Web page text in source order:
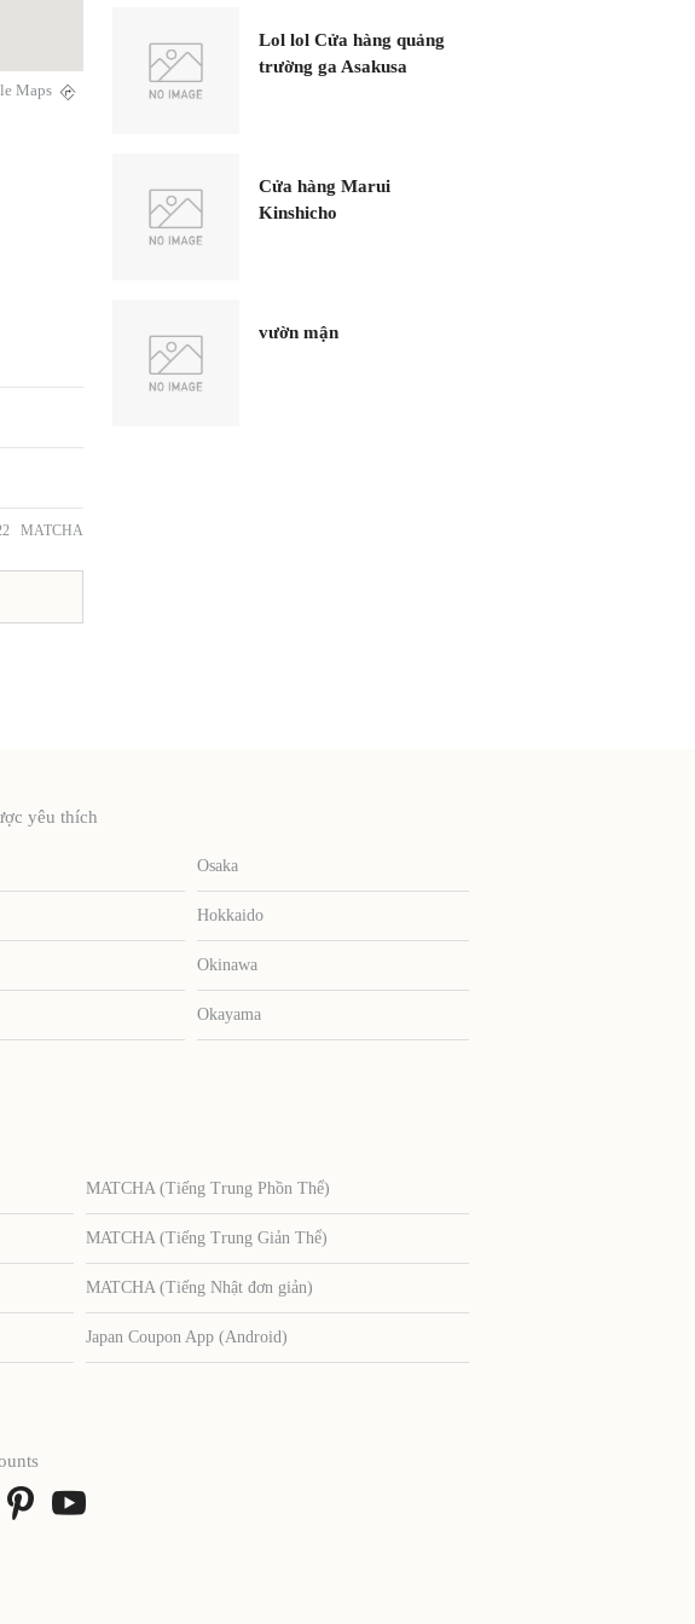
Maps
MATCHA
Lol lol Cửa hàng quảng
trường ga Asakusa
Cửa hàng Marui
Kinshicho
vườn mận
yêu thích
Osaka
Hokkaido
Okinawa
Okayama
MATCHA (Tiếng Trung Phồn Thể)
MATCHA (Tiếng Trung Giản Thể)
MATCHA (Tiếng Nhật đơn giản)
Japan Coupon App (Android)